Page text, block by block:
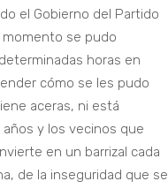
el Gobierno del Partido
momento se pudo
horas en
cómo se les pudo
aceras, ni está
y los vecinos que
en un barrizal cada
de la inseguridad que se